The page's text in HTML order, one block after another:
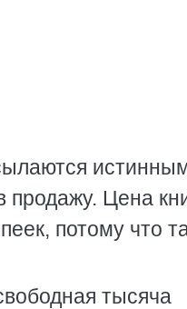
Цена
потому что
тысяча